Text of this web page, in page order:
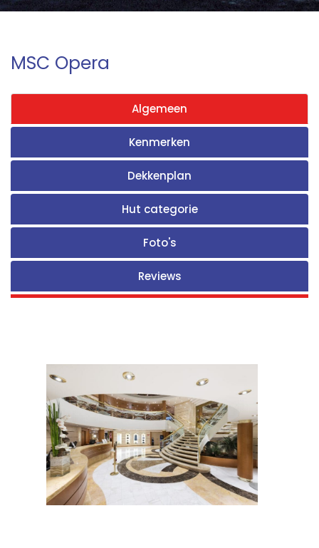
MSC Opera
Algemeen
Kenmerken
Dekkenplan
Hut categorie
Foto's
Reviews